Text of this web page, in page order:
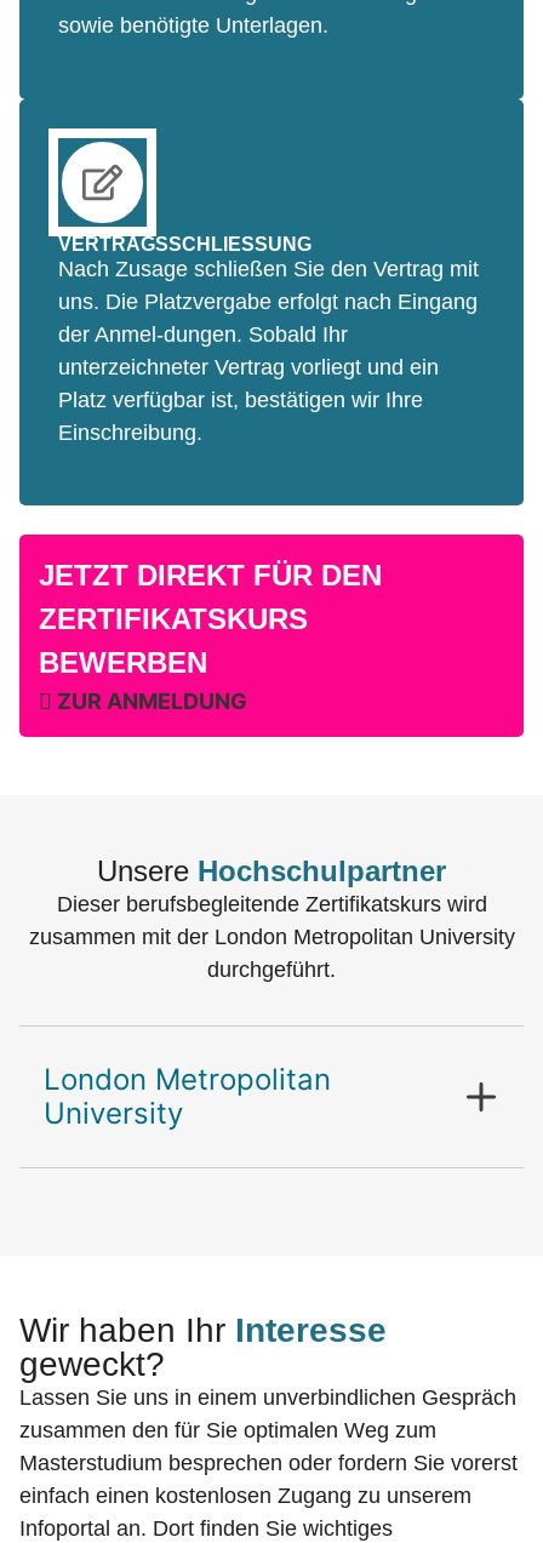
Wissensmanagement und das asynchrone
und ortsunabhängige Dokumentation und
Wiederholung der Lehrinhalte.
sowie benötigte Unterlagen.
VERTRAGSSCHLIESSUNG
Nach Zusage schließen Sie den Vertrag mit
uns. Die Platzvergabe erfolgt nach Eingang
der Anmel-dungen. Sobald Ihr
unterzeichneter Vertrag vorliegt und ein
Platz verfügbar ist, bestätigen wir Ihre
Einschreibung.
JETZT DIREKT FÜR DEN
ZERTIFIKATSKURS
BEWERBEN
ZUR ANMELDUNG
Unsere Hochschulpartner
Dieser berufsbegleitende Zertifikatskurs wird
zusammen mit der London Metropolitan University
durchgeführt.
London Metropolitan
University
Wir haben Ihr Interesse
geweckt?
Lassen Sie uns in einem unverbindlichen Gespräch
zusammen den für Sie optimalen Weg zum
Masterstudium besprechen oder fordern Sie vorerst
einfach einen kostenlosen Zugang zu unserem
Infoportal an. Dort finden Sie wichtiges